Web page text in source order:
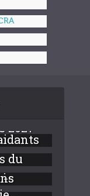
2027
du